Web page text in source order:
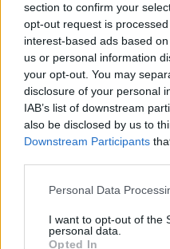
section to confirm your
opt-out request is
interest-based ads based
us or personal information
your opt-out. You may
disclosure of your personal
IAB’s list of downstream
also be disclosed by us to
Downstream Participants
Personal Data
I want to opt-out of the
personal data.
Opted In
Station de Sainte
Anne la
Condamine
Station de
Superbagneres
Col du Pourtalet
Col de la Pierre
Saint Martin